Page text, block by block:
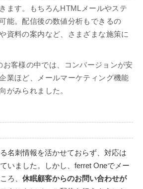
ます。もちろんHTMLメールやステ
能。配信後の数値分析もできるの
資料の案内など、さまざまな施策に
お客様の中では、コンバージョンが安
業ほど、メールマーケティング機能
がみられました。
名刺情報を活かせておらず、対応は
いました。しかし、ferret Oneでメー
ろ、 休眠顧客からのお問い合わせが